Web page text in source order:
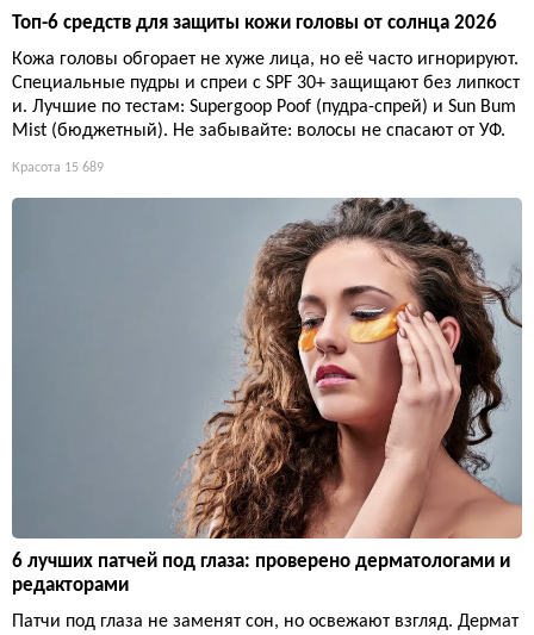
Топ-6 средств для защиты кожи головы от солнца 2026
Кожа головы обгорает не хуже лица, но её часто игнорируют.
Специальные пудры и спреи с SPF 30+ защищают без липкост
и. Лучшие по тестам: Supergoop Poof (пудра-спрей) и Sun Bum
Mist (бюджетный). Не забывайте: волосы не спасают от УФ.
Красота 15 689
6 лучших патчей под глаза: проверено дерматологами и
редакторами
Патчи под глаза не заменят сон, но освежают взгляд. Дермат